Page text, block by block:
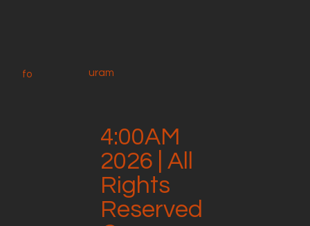
4:00AM
2026 | All
Rights
Reserved
fo uram